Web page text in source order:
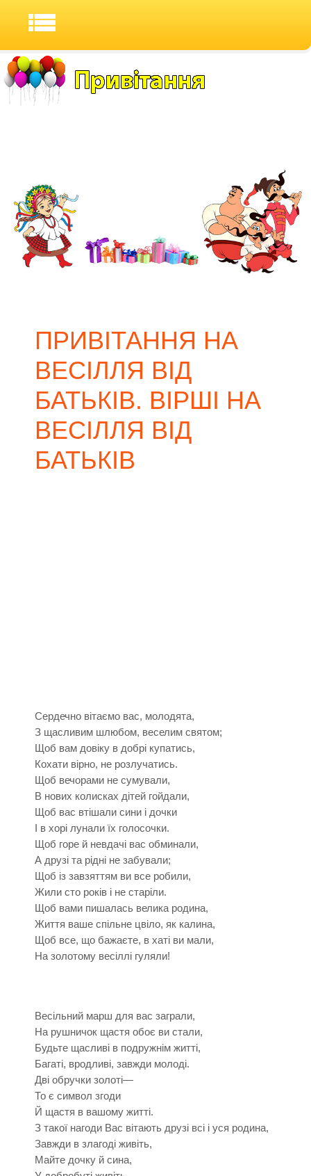
ПРИВІТАННЯ НА
ВЕСІЛЛЯ ВІД
БАТЬКІВ. ВІРШІ НА
ВЕСІЛЛЯ ВІД
БАТЬКІВ
Сердечно вітаємо вас, молодята,
З щасливим шлюбом, веселим святом;
Щоб вам довіку в добрі купатись,
Кохати вірно, не розлучатись.
Щоб вечорами не сумували,
В нових колисках дітей гойдали,
Щоб вас втішали сини і дочки
І в хорі лунали їх голосочки.
Щоб горе й невдачі вас обминали,
А друзі та рідні не забували;
Щоб із завзяттям ви все робили,
Жили сто років і не старіли.
Щоб вами пишалась велика родина,
Життя ваше спільне цвіло, як калина,
Щоб все, що бажаєте, в хаті ви мали,
На золотому весіллі гуляли!
Весільний марш для вас заграли,
На рушничок щастя обоє ви стали,
Будьте щасливі в подружнім житті,
Багаті, вродливі, завжди молоді.
Дві обручки золоті—
То є символ згоди
Й щастя в вашому житті.
З такої нагоди Вас вітають друзі всі і уся родина,
Завжди в злагоді живіть,
Майте дочку й сина,